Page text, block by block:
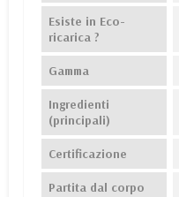
Esiste in Eco-
ricarica ?
Gamma
Ingredienti
(principali)
Certificazione
Partita dal corpo